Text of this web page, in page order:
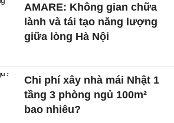
AMARE: Không gian chữa
lành và tái tạo năng lượng
giữa lòng Hà Nội
Chi phí xây nhà mái Nhật 1
tầng 3 phòng ngủ 100m²
bao nhiêu?